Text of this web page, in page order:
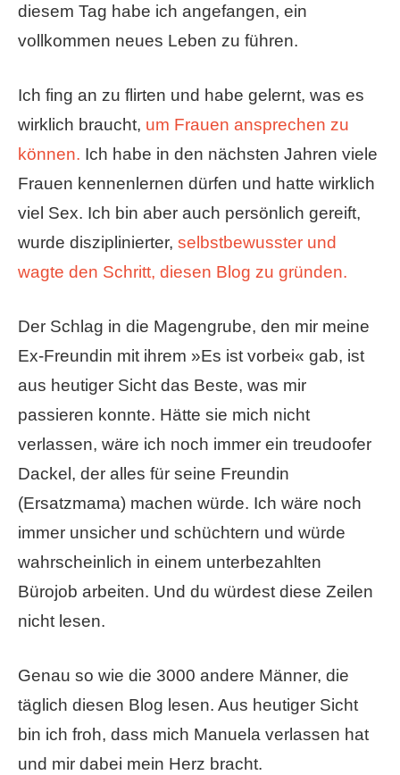
diesem Tag habe ich angefangen, ein
vollkommen neues Leben zu führen.
Ich fing an zu flirten und habe gelernt, was es
wirklich braucht, um Frauen ansprechen zu
können. Ich habe in den nächsten Jahren viele
Frauen kennenlernen dürfen und hatte wirklich
viel Sex. Ich bin aber auch persönlich gereift,
wurde disziplinierter, selbstbewusster und
wagte den Schritt, diesen Blog zu gründen.
Der Schlag in die Magengrube, den mir meine
Ex-Freundin mit ihrem »Es ist vorbei« gab, ist
aus heutiger Sicht das Beste, was mir
passieren konnte. Hätte sie mich nicht
verlassen, wäre ich noch immer ein treudoofer
Dackel, der alles für seine Freundin
(Ersatzmama) machen würde. Ich wäre noch
immer unsicher und schüchtern und würde
wahrscheinlich in einem unterbezahlten
Bürojob arbeiten. Und du würdest diese Zeilen
nicht lesen.
Genau so wie die 3000 andere Männer, die
täglich diesen Blog lesen. Aus heutiger Sicht
bin ich froh, dass mich Manuela verlassen hat
und mir dabei mein Herz bracht.